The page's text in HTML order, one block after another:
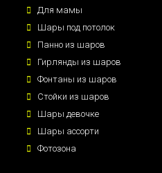
Для мамы
Шары под потолок
Панно из шаров
Гирлянды из шаров
Фонтаны из шаров
Стойки из шаров
Шары девочке
Шары ассорти
Фотозона